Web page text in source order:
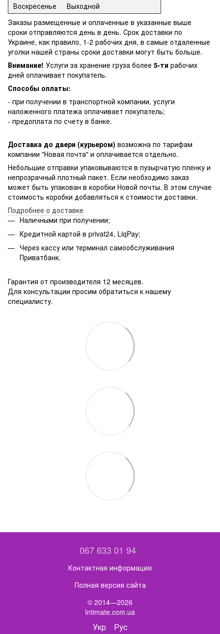
Воскресенье
Выходной
Заказы размещенные и оплаченные в указанные выше
сроки отправляются день в день. Срок доставки по
Украине, как правило, 1-2 рабочих дня, в самые отдаленные
уголки нашей страны сроки доставки могут быть больше.
Внимание! Услуги за хранение груза более 5-ти рабочих
дней оплачивает покупатель.
Способы оплаты:
- при получении в транспортной компании, услуги
наложенного платежа оплачивает покупатель;
- предоплата по счету в банке.
Доставка до двери (курьером) возможна по тарифам
компании "Новая почта" и оплачивается отдельно.
Небольшие отправки упаковываются в пузырчатую пленку и
непрозрачный плотный пакет. Если необходимо заказ
может быть упакован в коробки Новой почты. В этом случае
стоимость коробки добавляться к стоимости доставки.
Подробнее о доставке
Наличными при получении;
Кредитной картой в privat24, LiqPay;
Через кассу или терминал самообслуживания
Приватбанк.
Гарантия от производителя 12 месяцев.
Для консультации просим обратиться к нашему
специалисту.
067 633 01 94
Контактная информация
Полная версия сайта
© 2014—2026
Intimate.com.ua
Укр Рус